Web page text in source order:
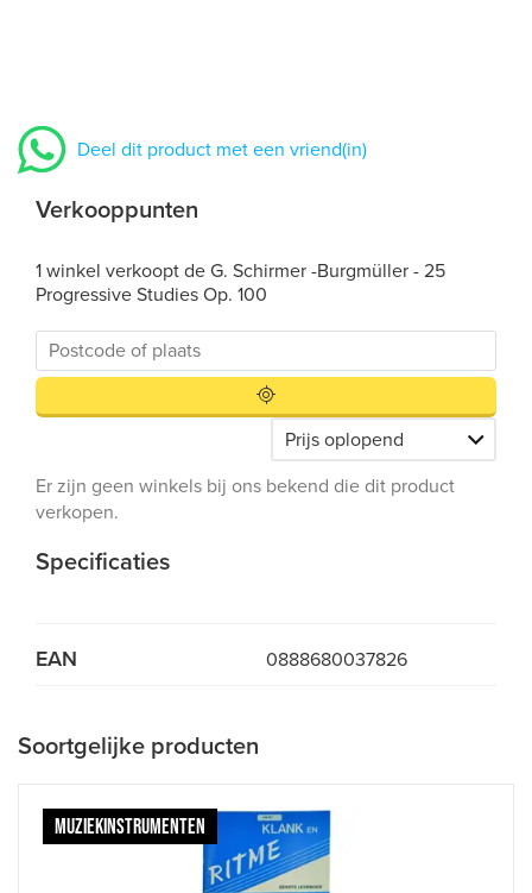
Deel dit product met een vriend(in)
Verkooppunten
1 winkel verkoopt de G. Schirmer -Burgmüller - 25
Progressive Studies Op. 100
Er zijn geen winkels bij ons bekend die dit product
verkopen.
Specificaties
EAN 0888680037826
Soortgelijke producten
MUZIEKINSTRUMENTEN